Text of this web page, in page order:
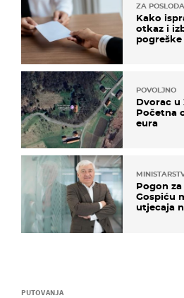
PUTOVANJA
ZA
Kako
otkaz i
POVOLJNO
Dvorac u
Početna
eura
Pogon
Gospiću
utjecaja